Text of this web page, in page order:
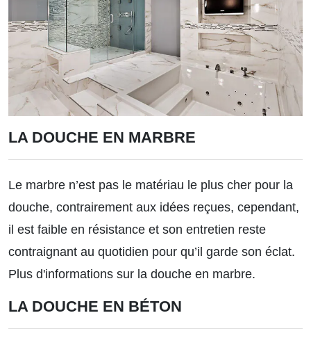
LA DOUCHE EN MARBRE
Le marbre n’est pas le matériau le plus cher pour la
douche, contrairement aux idées reçues, cependant,
il est faible en résistance et son entretien reste
contraignant au quotidien pour qu’il garde son éclat.
Plus d'informations sur la douche en marbre.
LA DOUCHE EN BÉTON